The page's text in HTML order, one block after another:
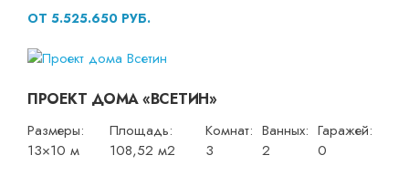
ОТ 5.525.650 РУБ.
ПРОЕКТ ДОМА «ВСЕТИН»
Размеры:
13×10 м
Площадь:
108,52 м2
Комнат:
3
Ванных:
2
Гаражей:
0